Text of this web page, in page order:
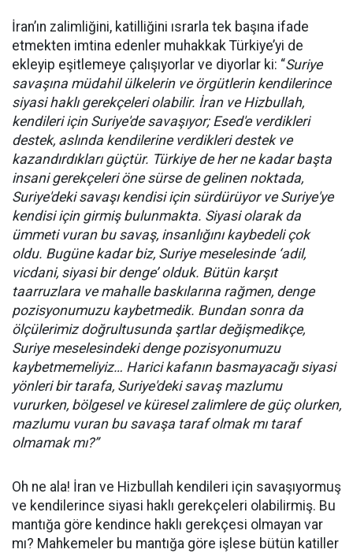
İran’ın zalimliğini, katilliğini ısrarla tek başına ifade
etmekten imtina edenler muhakkak Türkiye’yi de
ekleyip eşitlemeye çalışıyorlar ve diyorlar ki: “Suriye
savaşına müdahil ülkelerin ve örgütlerin kendilerince
siyasi haklı gerekçeleri olabilir. İran ve Hizbullah,
kendileri için Suriye'de savaşıyor; Esed'e verdikleri
destek, aslında kendilerine verdikleri destek ve
kazandırdıkları güçtür. Türkiye de her ne kadar başta
insani gerekçeleri öne sürse de gelinen noktada,
Suriye'deki savaşı kendisi için sürdürüyor ve Suriye'ye
kendisi için girmiş bulunmakta. Siyasi olarak da
ümmeti vuran bu savaş, insanlığını kaybedeli çok
oldu. Bugüne kadar biz, Suriye meselesinde ‘adil,
vicdani, siyasi bir denge’ olduk. Bütün karşıt
taarruzlara ve mahalle baskılarına rağmen, denge
pozisyonumuzu kaybetmedik. Bundan sonra da
ölçülerimiz doğrultusunda şartlar değişmedikçe,
Suriye meselesindeki denge pozisyonumuzu
kaybetmemeliyiz… Harici kafanın basmayacağı siyasi
yönleri bir tarafa, Suriye'deki savaş mazlumu
vururken, bölgesel ve küresel zalimlere de güç olurken,
mazlumu vuran bu savaşa taraf olmak mı taraf
olmamak mı?”
Oh ne ala! İran ve Hizbullah kendileri için savaşıyormuş
ve kendilerince siyasi haklı gerekçeleri olabilirmiş. Bu
mantığa göre kendince haklı gerekçesi olmayan var
mı? Mahkemeler bu mantığa göre işlese bütün katiller